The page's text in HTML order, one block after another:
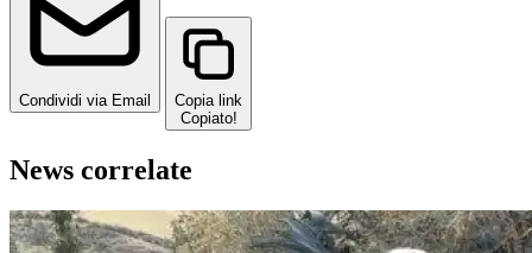
Condividi via Email
Copia link
Copiato!
News correlate